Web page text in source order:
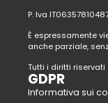
P. Iva
È espressamente
anche parziale,
Tutti i diritti riservati
GDPR
Informativa sui